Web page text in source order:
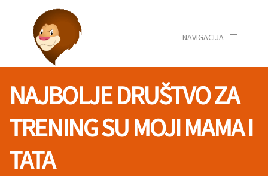
NAVIGACIJA ≡
NAJBOLJE DRUŠTVO ZA
TRENING SU MOJI MAMA I
TATA